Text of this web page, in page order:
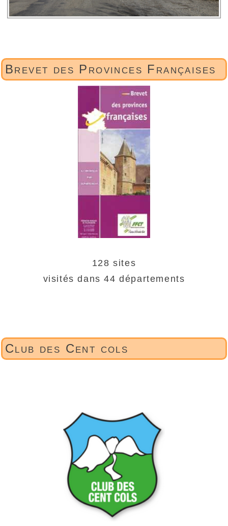
Brevet des Provinces Françaises
128 sites
visités dans 44 départements
Club des Cent cols